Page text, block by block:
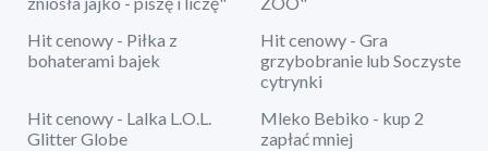
Hit cenowy - Piłka z
bohaterami bajek
Hit cenowy - Gra
grzybobranie lub Soczyste
cytrynki
Hit cenowy - Lalka L.O.L.
Glitter Globe
Mleko Bebiko - kup 2
zapłać mniej